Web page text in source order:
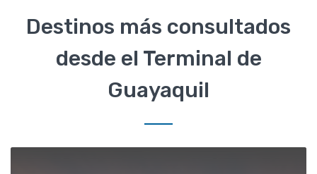
Destinos más consultados
desde el Terminal de
Guayaquil